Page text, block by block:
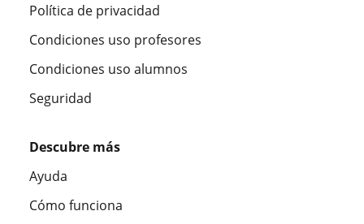
Política de privacidad
Condiciones uso profesores
Condiciones uso alumnos
Seguridad
Descubre más
Ayuda
Cómo funciona